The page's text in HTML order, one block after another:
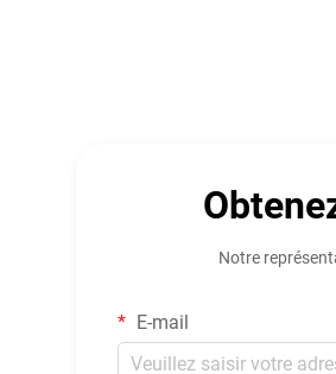
Notre
E-mail